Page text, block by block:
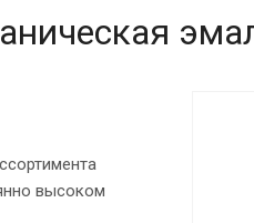
высоком